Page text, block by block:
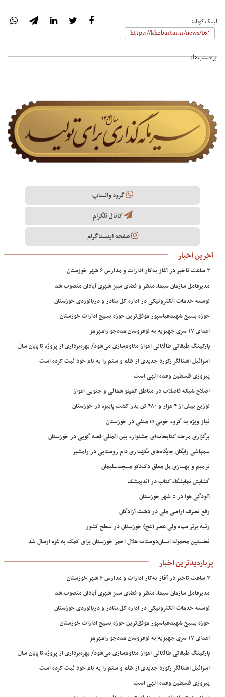
لینک‌کوتاه:
برچسب‌ها:
گروه واتساپ
کانال تلگرام
صفحه اینستاگرام
آخرین اخبار
۲ ساعت تاخیر در آغاز به‌کار ادارات و مدارس ۶ شهر خوزستان
مدیرعامل سازمان سیما، منظر و فضای سبز شهری آبادان منصوب شد
توسعه خدمات الکترونیکی در اداره کل بنادر و دریانوردی خوزستان
حوزه بسیج شهیدعباسپور موفق‌ترین حوزه بسیج ادارات خوزستان
اهدای ۱۷ سری جهیزیه به نوعروسان مددجو رامهرمز
پارکینگ طبقاتی طالقانی اهواز مقاوم‌سازی می‌شود/ بهره‌برداری از پروژه تا پایان سال
اسرائیل اشغالگر رکورد جدیدی از ظلم و ستم را به نام خود ثبت کرده است
پیروزی فلسطین وعده الهی است
اصلاح شبکه فاضلاب در مناطق کمپلو شمالی و جنوبی اهواز
توزیع بیش از ۴ هزار و ۴۸۰ تن بذر کشت پاییزه در خوزستان
نیاز ویژه به گروه خونی O منفی در خوزستان
برگزاری مرحله کتابخانه‌ای جشنواره بین المللی قصه گویی در خوزستان
سمپاشی رایگان جایگاه‌های نگهداری دام روستایی در رامشیر
ترمیم و بهسازی پل معلق دک‌دکو مسجدسلیمان
گشایش نمایشگاه کتاب در اندیمشک
آلودگی هوا در ۵ شهر خوزستان
رفع تصرف اراضی ملی در دشت آزادگان
رتبه برتر سپاه ولی عصر (عج) خوزستان در سطح کشور
نخستین محموله انسان‌دوستانه هلال احمر خوزستان برای کمک به غزه ارسال شد
پربازدیدترین اخبار
۲ ساعت تاخیر در آغاز به‌کار ادارات و مدارس ۶ شهر خوزستان
مدیرعامل سازمان سیما، منظر و فضای سبز شهری آبادان منصوب شد
توسعه خدمات الکترونیکی در اداره کل بنادر و دریانوردی خوزستان
حوزه بسیج شهیدعباسپور موفق‌ترین حوزه بسیج ادارات خوزستان
اهدای ۱۷ سری جهیزیه به نوعروسان مددجو رامهرمز
پارکینگ طبقاتی طالقانی اهواز مقاوم‌سازی می‌شود/ بهره‌برداری از پروژه تا پایان سال
اسرائیل اشغالگر رکورد جدیدی از ظلم و ستم را به نام خود ثبت کرده است
پیروزی فلسطین وعده الهی است